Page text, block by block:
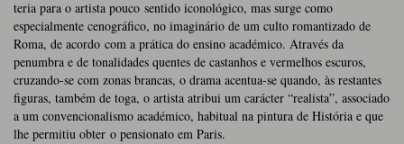
teria para o artista pouco sentido iconológico, mas surge como
especialmente cenográfico, no imaginário de um culto romantizado de
Roma, de acordo com a prática do ensino académico. Através da
penumbra e de tonalidades quentes de castanhos e vermelhos escuros,
cruzando-se com zonas brancas, o drama acentua-se quando, às restantes
figuras, também de toga, o artista atribui um carácter “realista”, associado
a um convencionalismo académico, habitual na pintura de História e que
lhe permitiu obter o pensionato em Paris.